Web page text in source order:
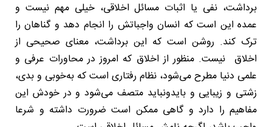
برداشت، نفی یا اثبات مسائل اخلاقی، خیلی مهم نیست و
عمده این است که انسان واجباتش را انجام دهد و گناهان را
ترک کند. روشن است که این برداشت، معنای صحیحی از
اخلاق نیست. منظور از اخلاق که امروز در محاورات عرفی و
علمی دنیا مطرح می‌شود، نظام رفتاری است که به‌خوبی و بدی،
زشتی و زیبایی و بایدونباید متصف می‌شود و در خودش این
مفاهیم را دارد و گاهی ممکن است ضرورت داشته و شرعا